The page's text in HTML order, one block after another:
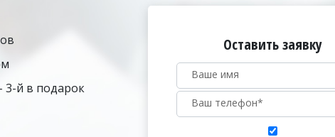
3-й в подарок
Оставить заявку